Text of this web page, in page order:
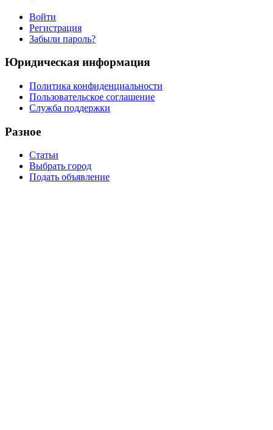
Войти
Регистрация
Забыли пароль?
Юридическая информация
Политика конфиденциальности
Пользовательское соглашение
Служба поддержки
Разное
Статьи
Выбрать город
Подать объявление